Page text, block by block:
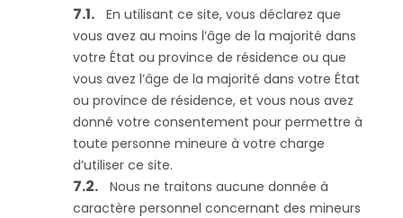
En utilisant ce site, vous déclarez que
vous avez au moins l’âge de la majorité dans
votre État ou province de résidence ou que
vous avez l’âge de la majorité dans votre État
ou province de résidence, et vous nous avez
donné votre consentement pour permettre à
toute personne mineure à votre charge
d’utiliser ce site.
Nous ne traitons aucune donnée à
caractère personnel concernant des mineurs